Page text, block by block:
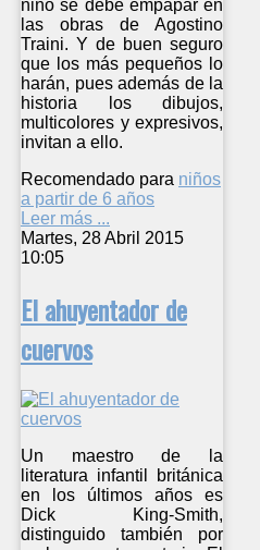
niño se debe empapar en
las obras de Agostino
Traini. Y de buen seguro
que los más pequeños lo
harán, pues además de la
historia los dibujos,
multicolores y expresivos,
invitan a ello.
Recomendado para niños
a partir de 6 años
Leer más ...
Martes, 28 Abril 2015
10:05
El ahuyentador de
cuervos
Un maestro de la
literatura infantil británica
en los últimos años es
Dick King-Smith,
distinguido también por